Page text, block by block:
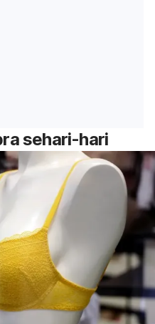
sehari-hari